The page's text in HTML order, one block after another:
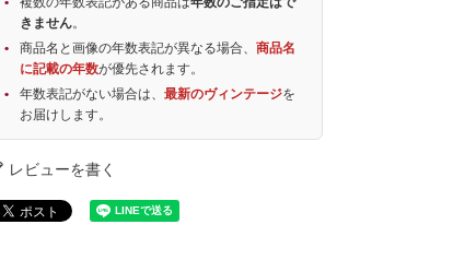
きません。
商品名と画像の年数表記が異なる場合、商品名
に記載の年数が優先されます。
年数表記がない場合は、最新のヴィンテージを
お届けします。
レビューを書く